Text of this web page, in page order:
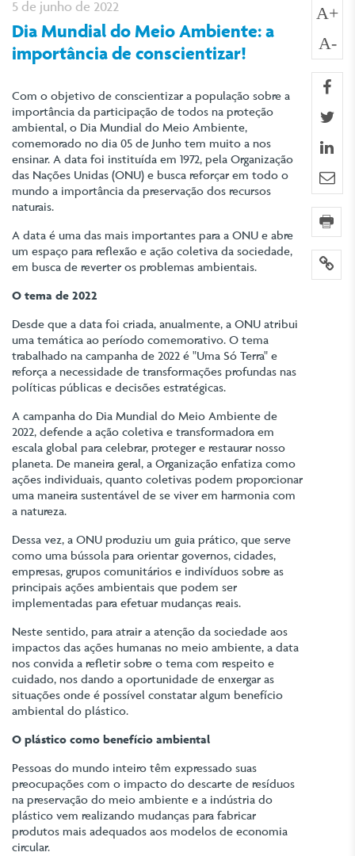
A+
A-
e-
5 de junho de 2022
Dia Mundial do Meio Ambiente: a
importância de conscientizar!
Com o objetivo de conscientizar a população sobre a
importância da participação de todos na proteção
ambiental, o Dia Mundial do Meio Ambiente,
comemorado no dia 05 de Junho tem muito a nos
ensinar. A data foi instituída em 1972, pela Organização
das Nações Unidas (ONU) e busca reforçar em todo o
mundo a importância da preservação dos recursos
naturais.
A data é uma das mais importantes para a ONU e abre
um espaço para reflexão e ação coletiva da sociedade,
em busca de reverter os problemas ambientais.
O tema de 2022
Desde que a data foi criada, anualmente, a ONU atribui
uma temática ao período comemorativo. O tema
trabalhado na campanha de 2022 é "Uma Só Terra" e
reforça a necessidade de transformações profundas nas
políticas públicas e decisões estratégicas.
A campanha do Dia Mundial do Meio Ambiente de
2022, defende a ação coletiva e transformadora em
escala global para celebrar, proteger e restaurar nosso
planeta. De maneira geral, a Organização enfatiza como
ações individuais, quanto coletivas podem proporcionar
uma maneira sustentável de se viver em harmonia com
a natureza.
Dessa vez, a ONU produziu um guia prático, que serve
como uma bússola para orientar governos, cidades,
empresas, grupos comunitários e indivíduos sobre as
principais ações ambientais que podem ser
implementadas para efetuar mudanças reais.
Neste sentido, para atrair a atenção da sociedade aos
impactos das ações humanas no meio ambiente, a data
nos convida a refletir sobre o tema com respeito e
cuidado, nos dando a oportunidade de enxergar as
situações onde é possível constatar algum benefício
ambiental do plástico.
O plástico como benefício ambiental
Pessoas do mundo inteiro têm expressado suas
preocupações com o impacto do descarte de resíduos
na preservação do meio ambiente e a indústria do
plástico vem realizando mudanças para fabricar
produtos mais adequados aos modelos de economia
circular.